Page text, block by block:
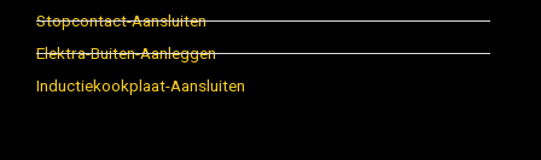
Stopcontact-Aansluiten
Elektra-Buiten-Aanleggen
Inductiekookplaat-Aansluiten